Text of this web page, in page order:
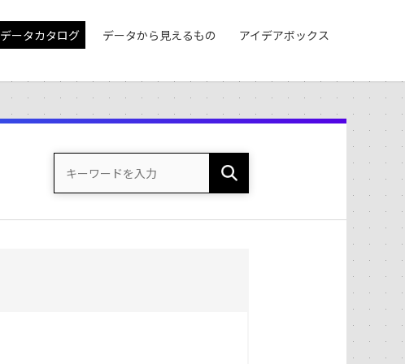
データカタログ データから見えるもの アイデアボックス